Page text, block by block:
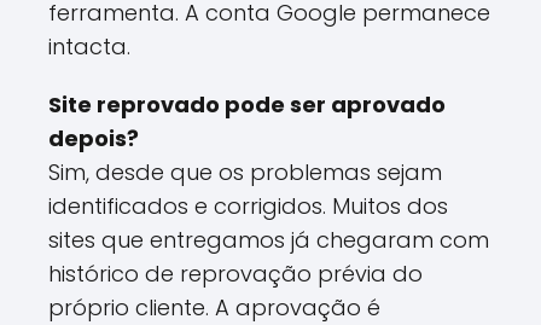
ferramenta. A conta Google permanece
intacta.
Site reprovado pode ser aprovado
depois?
Sim, desde que os problemas sejam
identificados e corrigidos. Muitos dos
sites que entregamos já chegaram com
histórico de reprovação prévia do
próprio cliente. A aprovação é